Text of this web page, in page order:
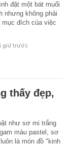
đặt một bát muối
nhưng không phải
mục đích của việc
giờ trước
thấy đẹp,
như sơ mi trắng
màu pastel, sơ
là món đồ "kinh